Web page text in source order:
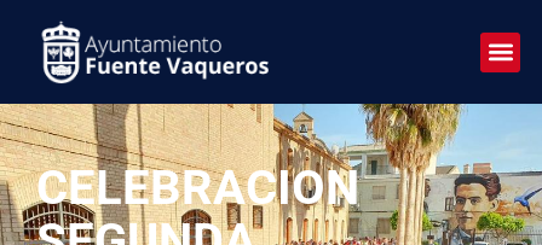
CELEBRACION